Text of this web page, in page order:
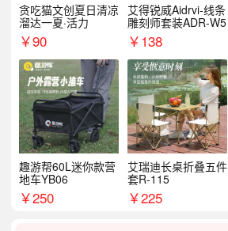
贪吃猫文创夏日清凉
溜达一夏·活力
￥90
艾得锐威Aidrvi-线条
雕刻师套装ADR-W5
￥138
趣游帮60L迷你款营
地车YB06
￥250
艾瑞迪长桌折叠五件
套R-115
￥225